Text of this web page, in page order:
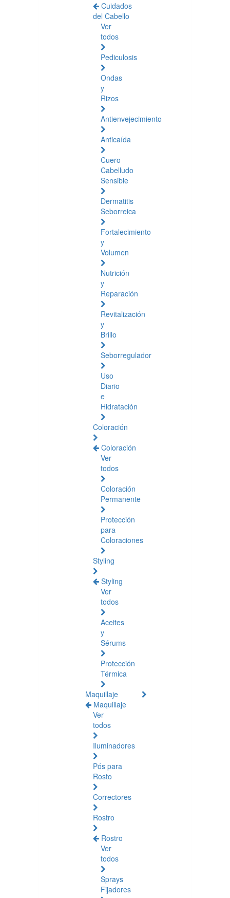
Cuidados
del Cabello
Ver
todos
Pediculosis
Ondas
y
Rizos
Antienvejecimiento
Anticaída
Cuero
Cabelludo
Sensible
Dermatitis
Seborreica
Fortalecimiento
y
Volumen
Nutrición
y
Reparación
Revitalización
y
Brillo
Seborregulador
Uso
Diario
e
Hidratación
Coloración
Coloración
Ver
todos
Coloración
Permanente
Protección
para
Coloraciones
Styling
Styling
Ver
todos
Aceites
y
Sérums
Protección
Térmica
Maquillaje
Maquillaje
Ver
todos
Iluminadores
Pós para
Rosto
Correctores
Rostro
Rostro
Ver
todos
Sprays
Fijadores